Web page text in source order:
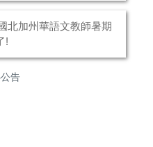
北加州華語文教師暑期
!
告